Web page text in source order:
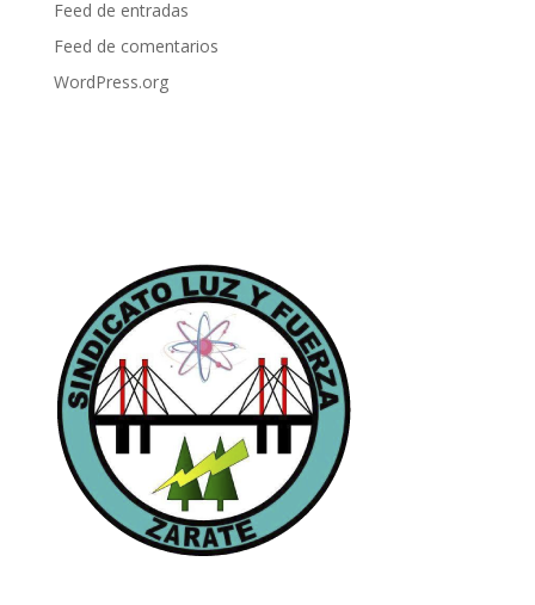
Feed de entradas
Feed de comentarios
WordPress.org